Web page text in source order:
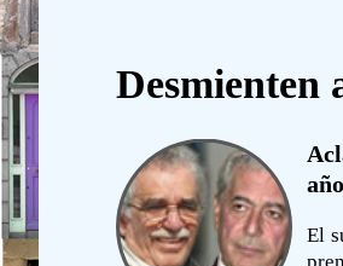
Desmienten
El